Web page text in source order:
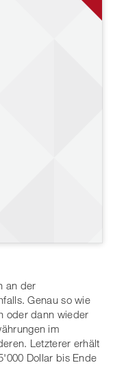
an der
Genau so wie
oder dann wieder
im
Letzterer erhält
Dollar bis Ende